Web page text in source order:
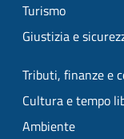
Turismo
Giustizia e
Tributi, finanze e
Cultura e tempo
Ambiente